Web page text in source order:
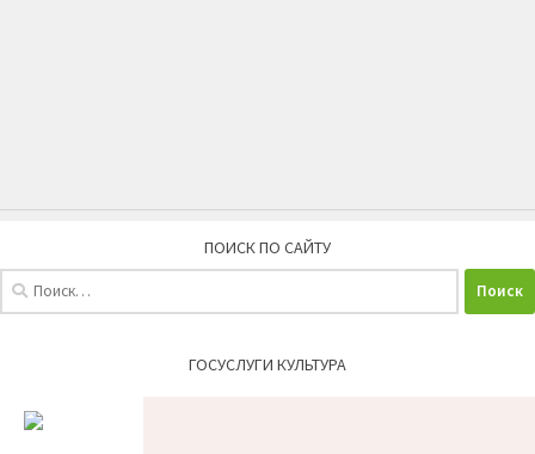
ПОИСК ПО САЙТУ
ГОСУСЛУГИ КУЛЬТУРА